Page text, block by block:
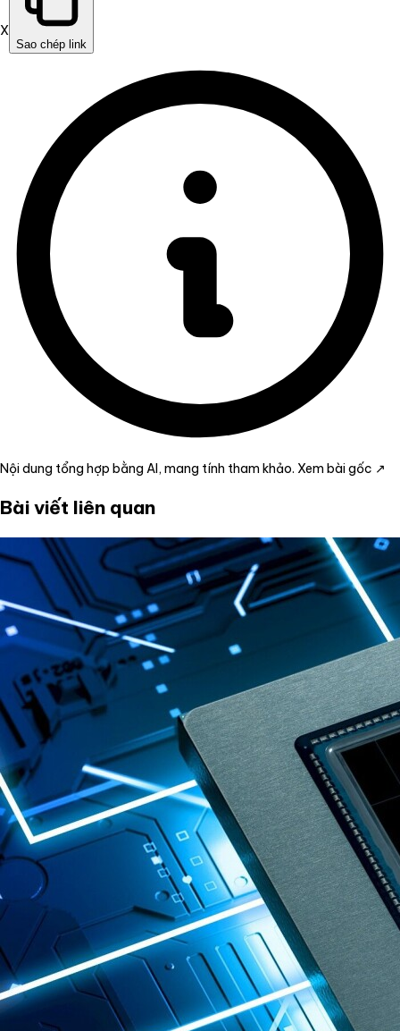
X
Sao chép link
Nội dung tổng hợp bằng AI, mang tính tham khảo. Xem bài gốc ↗
Bài viết liên quan